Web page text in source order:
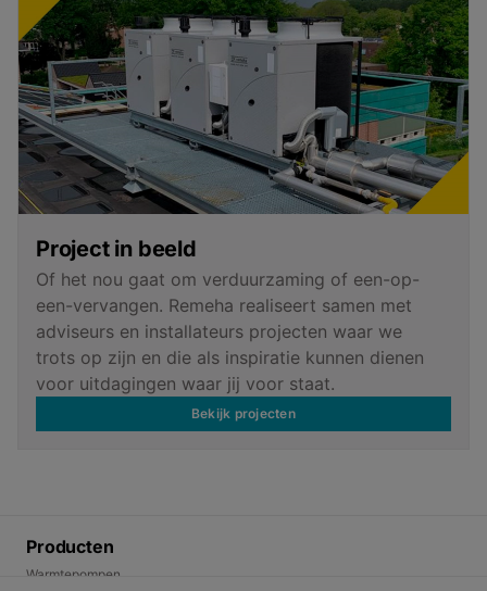
Project in beeld
Of het nou gaat om verduurzaming of een-op-
een-vervangen. Remeha realiseert samen met
adviseurs en installateurs projecten waar we
trots op zijn en die als inspiratie kunnen dienen
voor uitdagingen waar jij voor staat.
Bekijk projecten
Producten
Warmtepompen